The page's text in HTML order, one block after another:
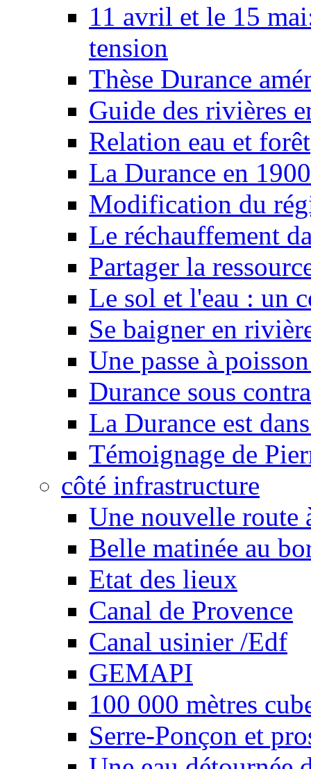
11 avril et le 15
tension
Thèse Durance
Guide des rivières
Relation eau et forêt
La Durance en 1900
Modification du
Le réchauffement
Partager la
Le sol et l'eau : un
Se baigner en
Une passe à
Durance sous
La Durance est
Témoignage de
côté infrastructure
Une nouvelle route
Belle matinée au
Etat des lieux
Canal de Provence
Canal usinier /Edf
GEMAPI
100 000 mètres
Serre-Ponçon et